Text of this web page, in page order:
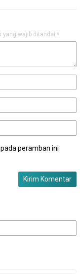
yang wajib ditandai *
peramban ini